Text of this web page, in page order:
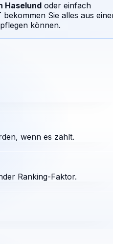
Haselund oder einfach
Sie alles aus
können.
wenn es zählt.
Ranking-Faktor.